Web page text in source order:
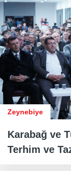
Zeynebiye
Karabağ ve
Terhim ve